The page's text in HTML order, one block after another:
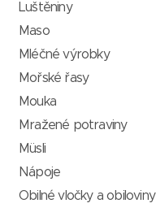
Luštěniny
Maso
Mléčné výrobky
Mořské řasy
Mouka
Mražené potraviny
Müsli
Nápoje
Obilné vločky a obiloviny